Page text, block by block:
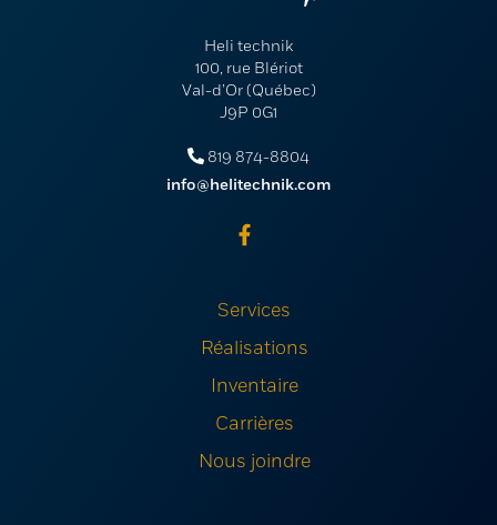
Heli technik
100, rue Blériot
Val-d’Or (Québec)
J9P 0G1
819 874-8804
info@helitechnik.com
Services
Réalisations
Inventaire
Carrières
Nous joindre